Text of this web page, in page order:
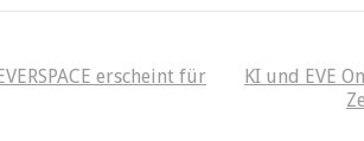
erscheint für
KI und EVE